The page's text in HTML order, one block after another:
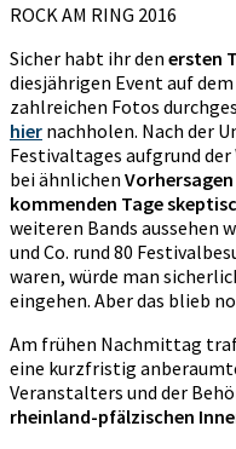
ROCK AM RING 2016
Sicher habt ihr den ersten
diesjährigen Event auf
zahlreichen Fotos
hier nachholen. Nach der
Festivaltages aufgrund
bei ähnlichen
kommenden Tage
weiteren Bands aussehen
und Co. rund 80
waren, würde man
eingehen. Aber das blieb
Am frühen Nachmittag
eine kurzfristig
Veranstalters und der
rheinland-pfälzischen